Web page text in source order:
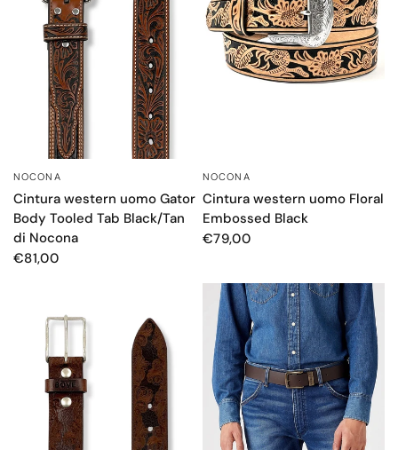
NOCONA
Cintura western uomo Gator
Body Tooled Tab Black/Tan
di Nocona
€81,00
NOCONA
Cintura western uomo Floral
Embossed Black
€79,00